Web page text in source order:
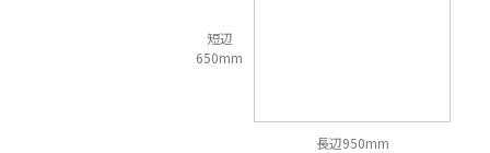
短辺
650mm
長辺950mm